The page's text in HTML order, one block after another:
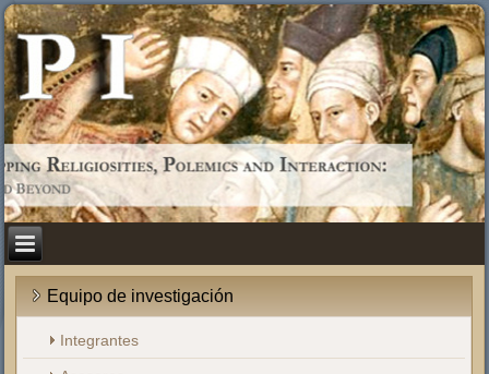
Equipo de investigación
Integrantes